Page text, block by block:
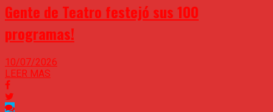
Gente de Teatro festejó sus 100
programas!
10/07/2026
LEER MAS